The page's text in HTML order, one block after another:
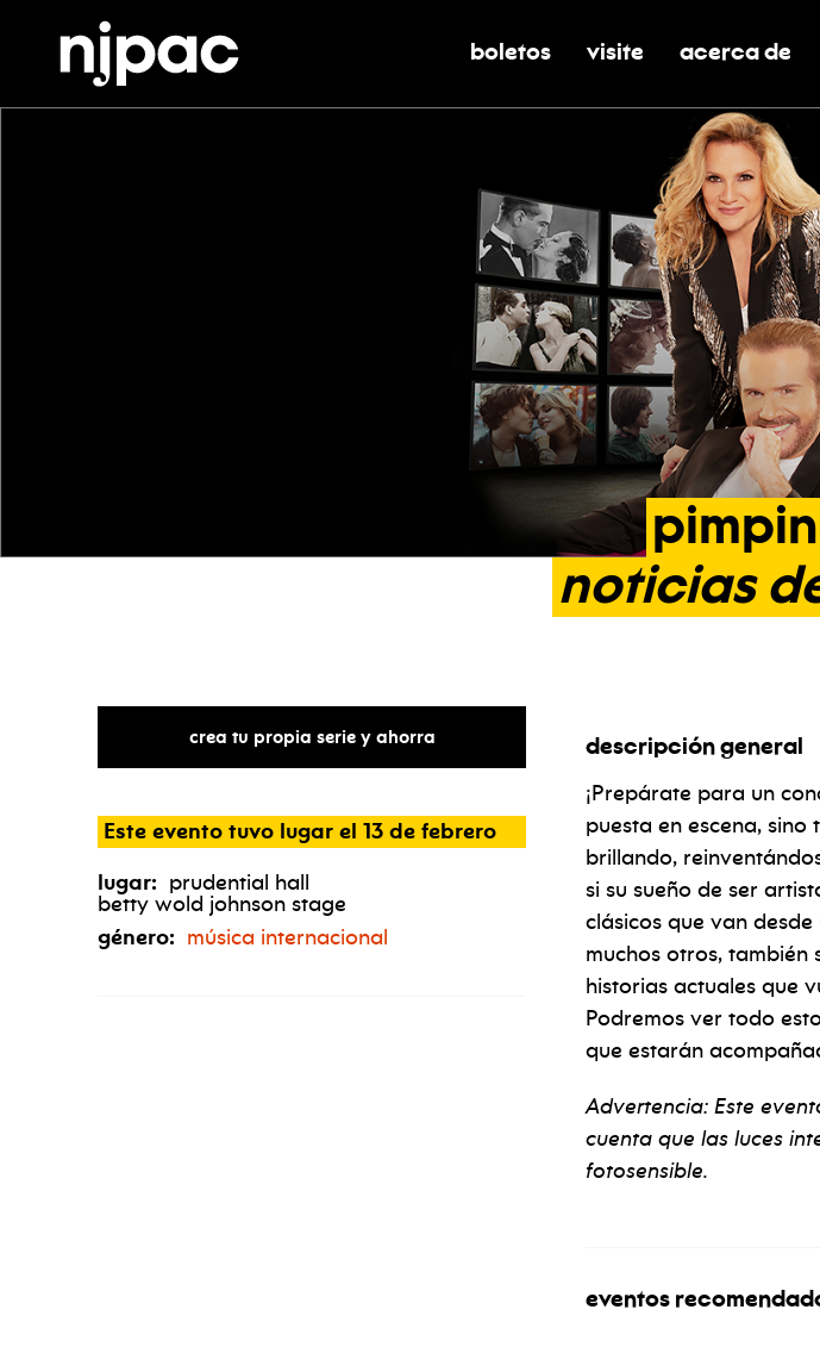
alternar submenú de boletos
boletos alternar submenú de
visite alternar
acerca de
noticias
crea tu propia serie y ahorra
Este evento tuvo lugar el 13 de febrero
lugar: prudential hall
betty wold johnson stage
género: música internacional
descripción general
¡Prepárate para un
puesta en escena,
brillando,
si su sueño de ser
clásicos que van desde
muchos otros, también
historias actuales que
Podremos ver todo
que estarán
Advertencia: Este
cuenta que las luces
fotosensible.
eventos